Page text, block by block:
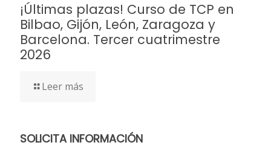
¡Últimas plazas! Curso de TCP en
Bilbao, Gijón, León, Zaragoza y
Barcelona. Tercer cuatrimestre
2026
Leer más
SOLICITA INFORMACIÓN